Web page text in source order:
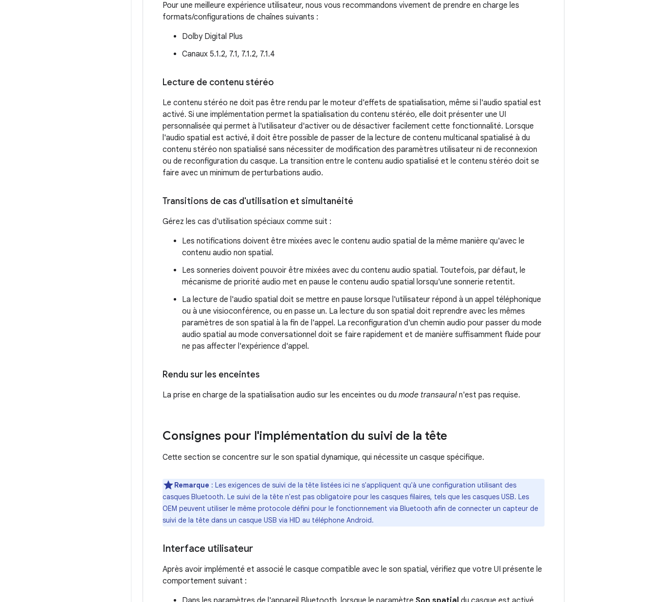
Pour une meilleure expérience utilisateur, nous vous recommandons vivement de prendre en charge les
formats/configurations de chaînes suivants :
Dolby Digital Plus
Canaux 5.1.2, 7.1, 7.1.2, 7.1.4
Lecture de contenu stéréo
Le contenu stéréo ne doit pas être rendu par le moteur d'effets de spatialisation, même si l'audio spatial est
activé. Si une implémentation permet la spatialisation du contenu stéréo, elle doit présenter une UI
personnalisée qui permet à l'utilisateur d'activer ou de désactiver facilement cette fonctionnalité. Lorsque
l'audio spatial est activé, il doit être possible de passer de la lecture de contenu multicanal spatialisé à du
contenu stéréo non spatialisé sans nécessiter de modification des paramètres utilisateur ni de reconnexion
ou de reconfiguration du casque. La transition entre le contenu audio spatialisé et le contenu stéréo doit se
faire avec un minimum de perturbations audio.
Transitions de cas d'utilisation et simultanéité
Gérez les cas d'utilisation spéciaux comme suit :
Les notifications doivent être mixées avec le contenu audio spatial de la même manière qu'avec le
contenu audio non spatial.
Les sonneries doivent pouvoir être mixées avec du contenu audio spatial. Toutefois, par défaut, le
mécanisme de priorité audio met en pause le contenu audio spatial lorsqu'une sonnerie retentit.
La lecture de l'audio spatial doit se mettre en pause lorsque l'utilisateur répond à un appel téléphonique
ou à une visioconférence, ou en passe un. La lecture du son spatial doit reprendre avec les mêmes
paramètres de son spatial à la fin de l'appel. La reconfiguration d'un chemin audio pour passer du mode
audio spatial au mode conversationnel doit se faire rapidement et de manière suffisamment fluide pour
ne pas affecter l'expérience d'appel.
Rendu sur les enceintes
La prise en charge de la spatialisation audio sur les enceintes ou du mode transaural n'est pas requise.
Consignes pour l'implémentation du suivi de la tête
Cette section se concentre sur le son spatial dynamique, qui nécessite un casque spécifique.
Remarque : Les exigences de suivi de la tête listées ici ne s'appliquent qu'à une configuration utilisant des
casques Bluetooth. Le suivi de la tête n'est pas obligatoire pour les casques filaires, tels que les casques USB. Les
OEM peuvent utiliser le même protocole défini pour le fonctionnement via Bluetooth afin de connecter un capteur de
suivi de la tête dans un casque USB via HID au téléphone Android.
Interface utilisateur
Après avoir implémenté et associé le casque compatible avec le son spatial, vérifiez que votre UI présente le
comportement suivant :